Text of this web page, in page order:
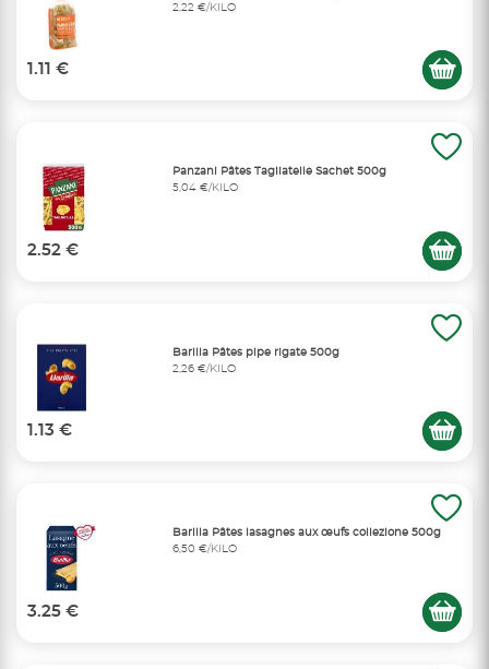
2,22 €/KILO
1.11 €
Panzani Pâtes Tagliatelle Sachet 500g
5,04 €/KILO
2.52 €
Barilla Pâtes pipe rigate 500g
2,26 €/KILO
1.13 €
Barilla Pâtes lasagnes aux œufs collezione 500g
6,50 €/KILO
3.25 €